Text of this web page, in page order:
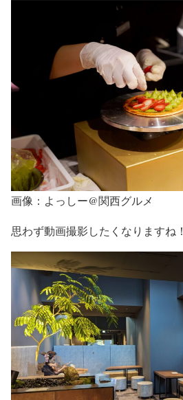
画像：よっしー@関西グルメ
思わず動画撮影したくなりますね！